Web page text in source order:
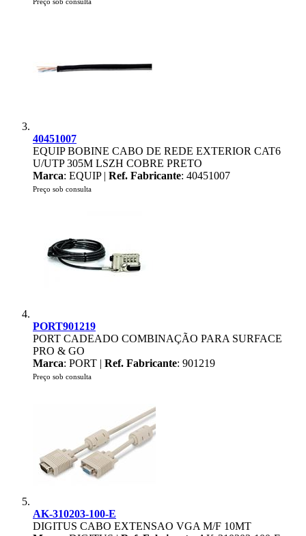
40451007
EQUIP BOBINE CABO DE REDE EXTERIOR CAT6
U/UTP 305M LSZH COBRE PRETO
Marca: EQUIP | Ref. Fabricante: 40451007
Preço sob consulta
PORT901219
PORT CADEADO COMBINAÇÃO PARA SURFACE
PRO & GO
Marca: PORT | Ref. Fabricante: 901219
Preço sob consulta
AK-310203-100-E
DIGITUS CABO EXTENSAO VGA M/F 10MT